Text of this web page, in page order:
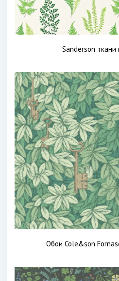
Sanderson ткани
Обои Cole&son